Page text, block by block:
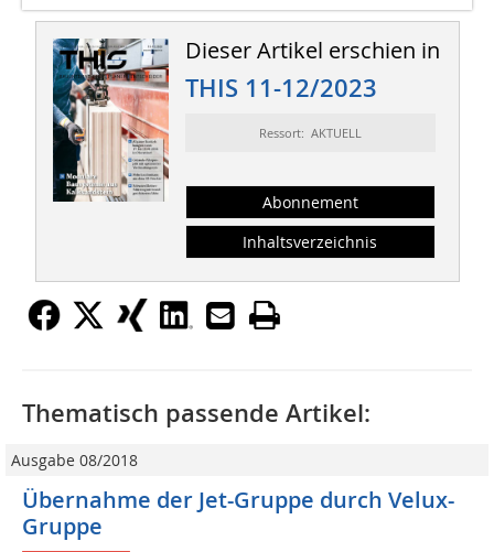
Dieser Artikel erschien in
THIS 11-12/2023
Ressort: AKTUELL
Abonnement
Inhaltsverzeichnis
Thematisch passende Artikel:
Ausgabe 08/2018
Übernahme der Jet-Gruppe durch Velux-
Gruppe